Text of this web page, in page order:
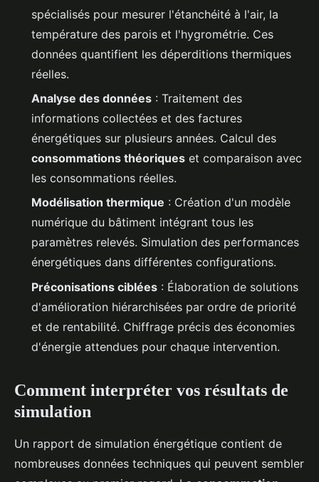
spécialisés pour mesurer l'étanchéité à l'air, la
température des parois et l'hygrométrie. Ces
données quantifient les déperditions thermiques
réelles.
Analyse des données : Traitement des
informations collectées et des factures
énergétiques sur plusieurs années. Calcul des
consommations théoriques et comparaison avec
les consommations réelles.
Modélisation thermique : Création d'un modèle
numérique du bâtiment intégrant tous les
paramètres relevés. Simulation des performances
énergétiques dans différentes configurations.
Préconisations ciblées : Élaboration de solutions
d'amélioration hiérarchisées par ordre de priorité
et de rentabilité. Chiffrage précis des économies
d'énergie attendues pour chaque intervention.
Comment interpréter vos résultats de
simulation
Un rapport de simulation énergétique contient de
nombreuses données techniques qui peuvent sembler